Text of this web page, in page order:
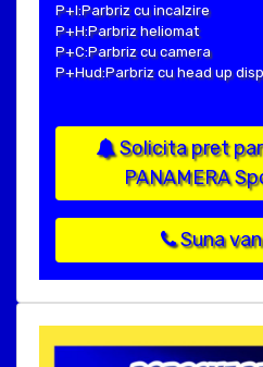
P+I:Parbriz cu incalzire
P+H:Parbriz heliomat
P+C:Parbriz cu camera
P+Hud:Parbriz cu head up
Solicita pret
PANAMERA
Suna